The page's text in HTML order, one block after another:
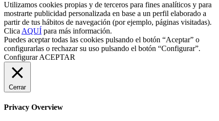
Utilizamos cookies propias y de terceros para fines analíticos y para
mostrarte publicidad personalizada en base a un perfil elaborado a
partir de tus hábitos de navegación (por ejemplo, páginas visitadas).
ClicaAQUÍ para más información.
Puedes aceptar todas las cookies pulsando el botón “Aceptar” o
configurarlas o rechazar su uso pulsando el botón “Configurar”.
ConfigurarACEPTAR
Cerrar
Privacy Overview